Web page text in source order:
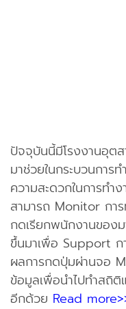
ปัจจุบันนี้มีโรงงานอุต
มาช่วยในกระบวนการ
ความสะดวกในการทำ
สามารถ Monitor กา
กดเรียกพนักงานของ
ขึ้นมาเพื่อ Support ก
ผลการกดปุ่มผ่านจอ
ข้อมูลเพื่อนำไปทำสถิ
อีกด้วย Read